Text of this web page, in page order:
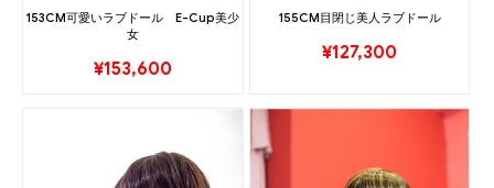
153CM可愛いラブドール E-Cup美少
女
¥153,600
155CM目閉じ美人ラブドール
¥127,300